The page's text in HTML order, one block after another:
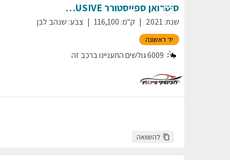
סיטרואןספייסטורר EXCLUSIVE
שנת:
2021 ק"מ:
116,100 צבע: שנהב לבן
יד ראשונה
6009גולשים התעניינו ברכב זה
להשוואה